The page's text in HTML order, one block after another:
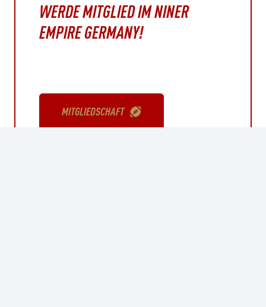
WERDE MITGLIED IM NINER
EMPIRE GERMANY!
MITGLIEDSCHAFT